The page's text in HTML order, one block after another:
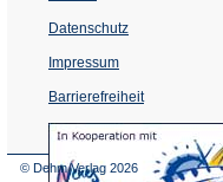
Datenschutz
Impressum
Barrierefreiheit
© Dehm Verlag 2026